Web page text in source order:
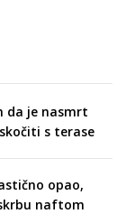
da je nasmrt
s terase
opao,
naftom